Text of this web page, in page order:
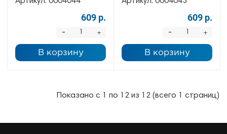
609 р.
+
-
В корзину
609 р.
+
-
В корзину
Показано с 1 по 12 из 12 (всего 1 страниц)